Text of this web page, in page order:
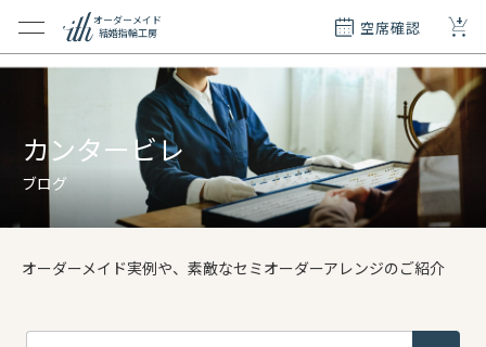
オーダーメイド
結婚指輪工房
空席確認 +
ション
メイド
リー
問
ブログ
カンタービレ
オーダーメイド実例や、素敵なセミオーダーアレンジのご紹介